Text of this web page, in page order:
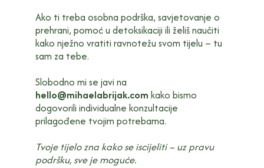
Ako ti treba osobna podrška, savjetovanje o
prehrani, pomoć u detoksikaciji ili želiš naučiti
kako nježno vratiti ravnotežu svom tijelu – tu
sam za tebe.
Slobodno mi se javi na
hello@mihaelabrijak.com kako bismo
dogovorili individualne konzultacije
prilagođene tvojim potrebama.
Tvoje tijelo zna kako se iscijeliti – uz pravu
podršku, sve je moguće.